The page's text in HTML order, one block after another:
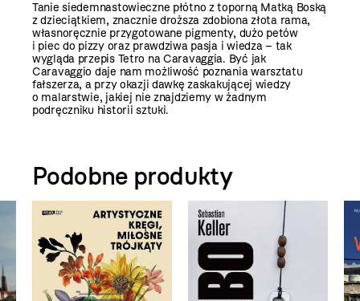
Tanie siedemnastowieczne płótno z toporną Matką Boską
z dzieciątkiem, znacznie droższa zdobiona złota rama,
własnoręcznie przygotowane pigmenty, dużo petów
i piec do pizzy oraz prawdziwa pasja i wiedza – tak
wygląda przepis Tetro na Caravaggia. Być jak
Caravaggio daje nam możliwość poznania warsztatu
fałszerza, a przy okazji dawkę zaskakującej wiedzy
o malarstwie, jakiej nie znajdziemy w żadnym
podręczniku historii sztuki.
Podobne produkty